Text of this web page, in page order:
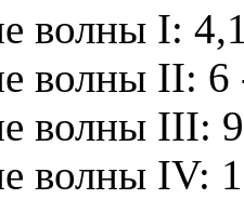
волны I:
волны II:
волны III:
волны IV: